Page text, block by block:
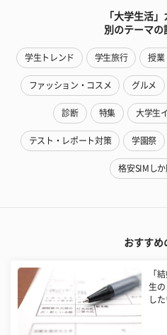
「大学生活
別のテーマの
学生トレンド 学生旅行 授業
ファッション・コスメ グルメ
診断 特集 大学生
テスト・レポート対策 学園祭
格安SIMしか
おすすめ
「
生
し